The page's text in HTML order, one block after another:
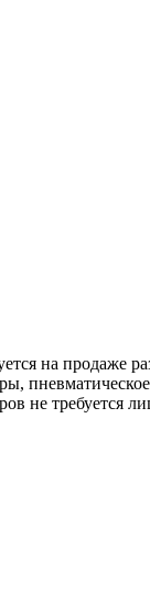
на продаже
не требуется